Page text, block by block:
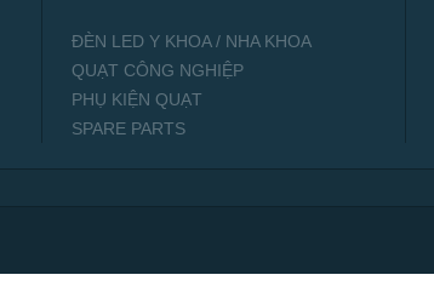
ĐÈN LED Y KHOA / NHA KHOA
QUẠT CÔNG NGHIỆP
PHỤ KIỆN QUẠT
SPARE PARTS